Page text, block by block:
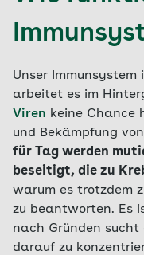
Unser
arbeitet es im
Viren keine Chance
und Bekämpfung
für Tag werden
beseitigt, die zu
warum es trotzdem
zu beantworten. Es
nach Gründen sucht
darauf zu